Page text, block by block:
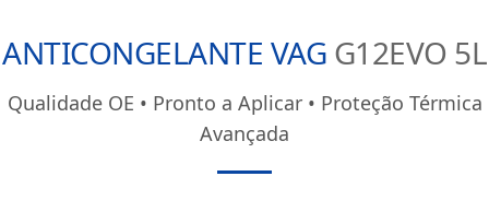
ANTICONGELANTE VAG G12EVO 5L
Qualidade OE • Pronto a Aplicar • Proteção Térmica
Avançada